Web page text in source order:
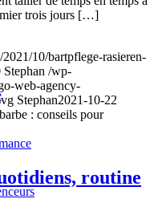
trois jours […]
10/bartpflege-rasieren-
Stephan /wp-
web-agency-
Stephan2021-10-22
: conseils pour
routine